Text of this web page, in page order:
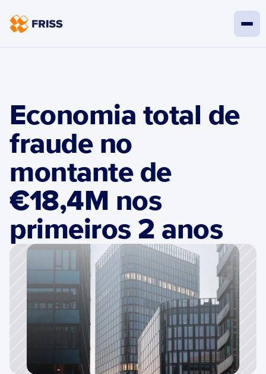
Economia total de
fraude no
montante de
€18,4M nos
primeiros 2 anos